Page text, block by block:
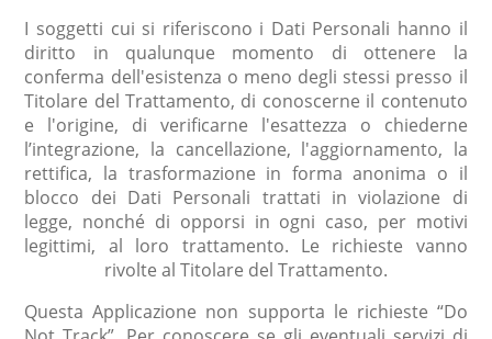
I soggetti cui si riferiscono i Dati Personali hanno il
diritto in qualunque momento di ottenere la
conferma dell'esistenza o meno degli stessi presso il
Titolare del Trattamento, di conoscerne il contenuto
e l'origine, di verificarne l'esattezza o chiederne
l’integrazione, la cancellazione, l'aggiornamento, la
rettifica, la trasformazione in forma anonima o il
blocco dei Dati Personali trattati in violazione di
legge, nonché di opporsi in ogni caso, per motivi
legittimi, al loro trattamento. Le richieste vanno
rivolte al Titolare del Trattamento.
Questa Applicazione non supporta le richieste “Do